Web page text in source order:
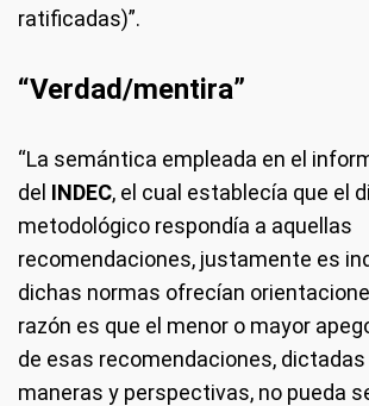
ratificadas)”.
“Verdad/mentira”
“La semántica empleada en el
del INDEC, el cual establecía que el
metodológico respondía a aquellas
recomendaciones, justamente es
dichas normas ofrecían
razón es que el menor o mayor
de esas recomendaciones,
maneras y perspectivas, no pueda